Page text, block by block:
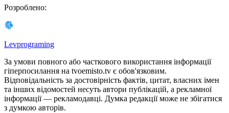
Розроблено:
Levprograming
За умови повного або часткового використання iнформацiї
гіперпосилання на tvoemisto.tv є обов'язковим.
Відповідальність за достовірність фактів, цитат, власних імен
та інших відомостей несуть автори публікацій, а рекламної
інформації — рекламодавці. Думка редакцiї може не збiгатися
з думкою авторiв.